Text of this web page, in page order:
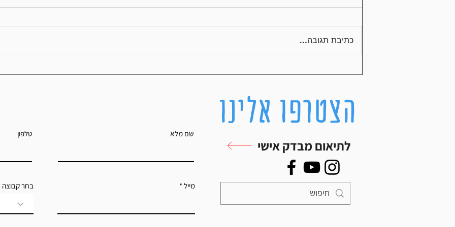
תזונה נכונה במרתון
איך למצוא את ה-Zone הנכון בריצה שלך?
כתיבת תגובה...
לתיאום מבדק אישי
טלפון
בחר קבוצה
שם מלא
מייל
הצטרפו אלינו